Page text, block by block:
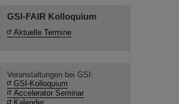
GSI-FAIR Kolloquium
Aktuelle Termine
Veranstaltungen bei GSI:
GSI-Kolloquium
Accelerator Seminar